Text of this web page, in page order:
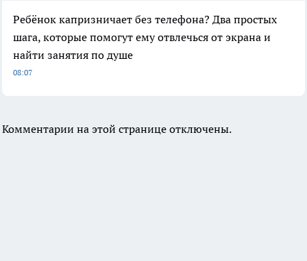
Ребёнок капризничает без телефона? Два простых
шага, которые помогут ему отвлечься от экрана и
найти занятия по душе
08:07
Комментарии на этой странице отключены.